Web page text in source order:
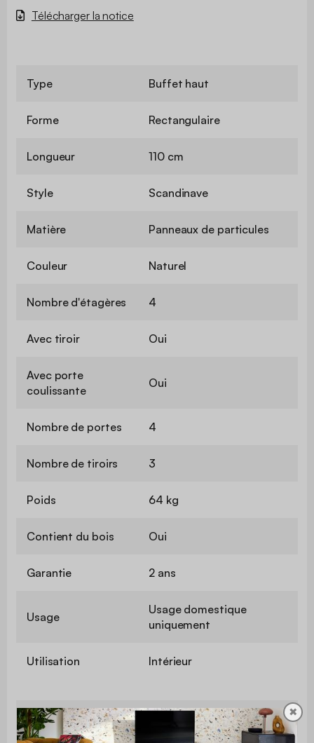
Télécharger la notice
Type Buffet haut
Forme Rectangulaire
Longueur 110 cm
Style Scandinave
Matière Panneaux de particules
Couleur Naturel
Nombre d'étagères 4
Avec tiroir Oui
Avec porte
coulissante
Oui
Nombre de portes 4
Nombre de tiroirs 3
Poids 64 kg
Contient du bois Oui
Garantie 2 ans
Usage
Usage domestique
uniquement
Utilisation Intérieur
Finition Revêtement mélamine ✖